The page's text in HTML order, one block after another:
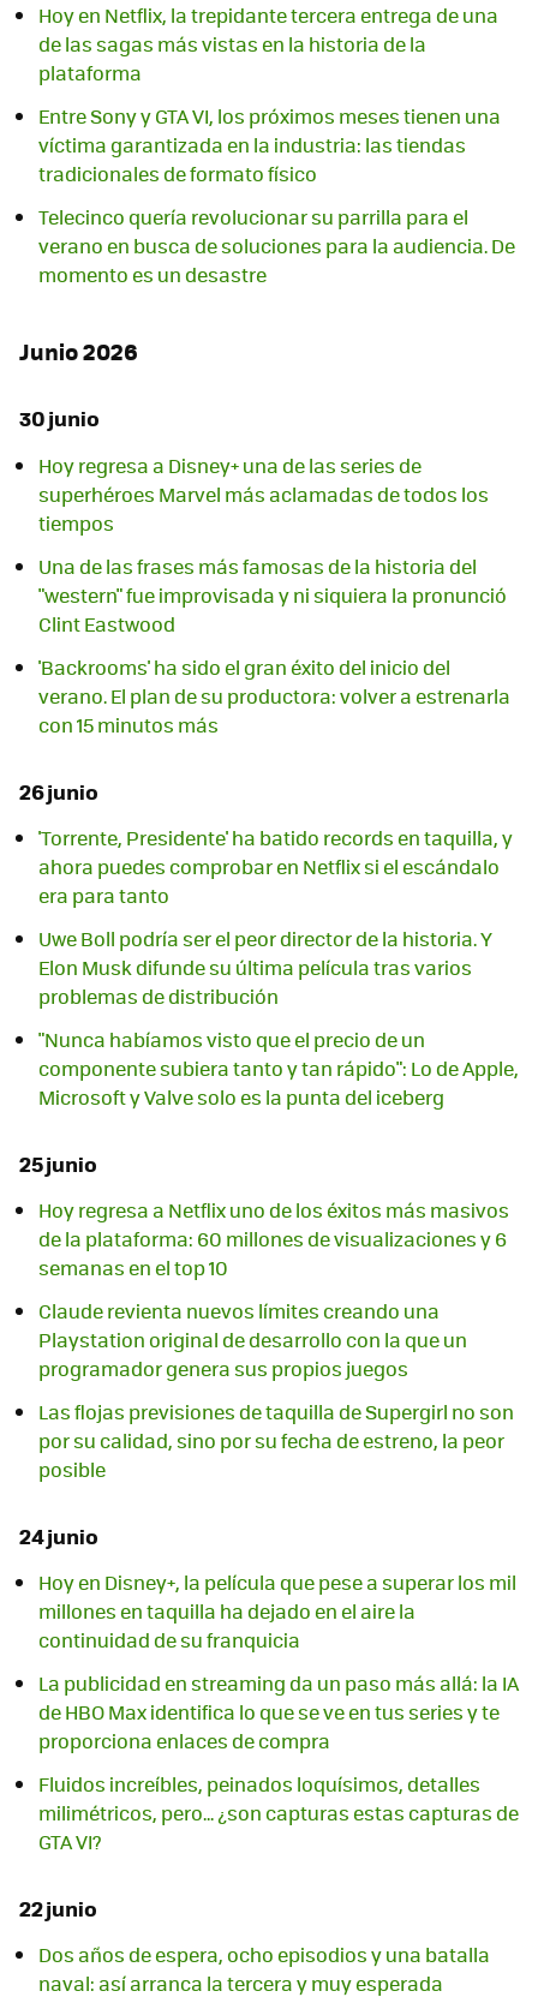
Hoy en Netflix, la trepidante tercera entrega de una
de las sagas más vistas en la historia de la
plataforma
Entre Sony y GTA VI, los próximos meses tienen una
víctima garantizada en la industria: las tiendas
tradicionales de formato físico
Telecinco quería revolucionar su parrilla para el
verano en busca de soluciones para la audiencia. De
momento es un desastre
Junio 2026
30 junio
Hoy regresa a Disney+ una de las series de
superhéroes Marvel más aclamadas de todos los
tiempos
Una de las frases más famosas de la historia del
"western" fue improvisada y ni siquiera la pronunció
Clint Eastwood
'Backrooms' ha sido el gran éxito del inicio del
verano. El plan de su productora: volver a estrenarla
con 15 minutos más
26 junio
'Torrente, Presidente' ha batido records en taquilla, y
ahora puedes comprobar en Netflix si el escándalo
era para tanto
Uwe Boll podría ser el peor director de la historia. Y
Elon Musk difunde su última película tras varios
problemas de distribución
"Nunca habíamos visto que el precio de un
componente subiera tanto y tan rápido": Lo de Apple,
Microsoft y Valve solo es la punta del iceberg
25 junio
Hoy regresa a Netflix uno de los éxitos más masivos
de la plataforma: 60 millones de visualizaciones y 6
semanas en el top 10
Claude revienta nuevos límites creando una
Playstation original de desarrollo con la que un
programador genera sus propios juegos
Las flojas previsiones de taquilla de Supergirl no son
por su calidad, sino por su fecha de estreno, la peor
posible
24 junio
Hoy en Disney+, la película que pese a superar los mil
millones en taquilla ha dejado en el aire la
continuidad de su franquicia
La publicidad en streaming da un paso más allá: la IA
de HBO Max identifica lo que se ve en tus series y te
proporciona enlaces de compra
Fluidos increíbles, peinados loquísimos, detalles
milimétricos, pero... ¿son capturas estas capturas de
GTA VI?
22 junio
Dos años de espera, ocho episodios y una batalla
naval: así arranca la tercera y muy esperada